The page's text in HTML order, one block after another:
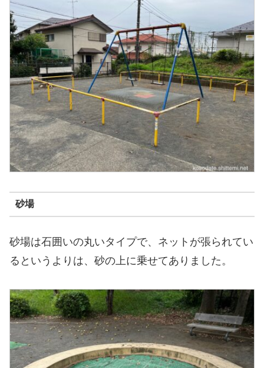
砂場
砂場は石囲いの丸いタイプで、ネットが張られてい
るというよりは、砂の上に乗せてありました。